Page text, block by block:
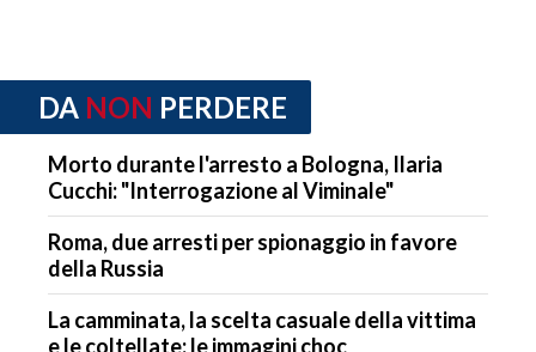
DA NON PERDERE
Morto durante l'arresto a Bologna, Ilaria
Cucchi: "Interrogazione al Viminale"
Roma, due arresti per spionaggio in favore
della Russia
La camminata, la scelta casuale della vittima
e le coltellate: le immagini choc